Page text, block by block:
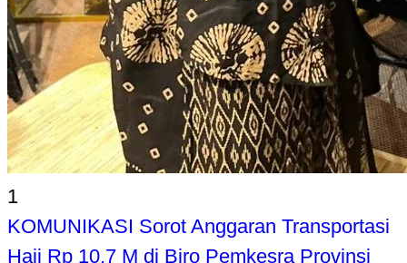
1
KOMUNIKASI Sorot Anggaran Transportasi
Haji Rp 10,7 M di Biro Pemkesra Provinsi